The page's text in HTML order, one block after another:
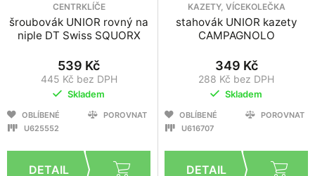
CENTRKLÍČE
šroubovák UNIOR rovný na
niple DT Swiss SQUORX
539 Kč
445 Kč bez DPH
Skladem
OBLÍBENÉ
POROVNAT
U625552
KAZETY, VÍCEKOLEČKA
stahovák UNIOR kazety
CAMPAGNOLO
349 Kč
288 Kč bez DPH
Skladem
OBLÍBENÉ
POROVNAT
U616707